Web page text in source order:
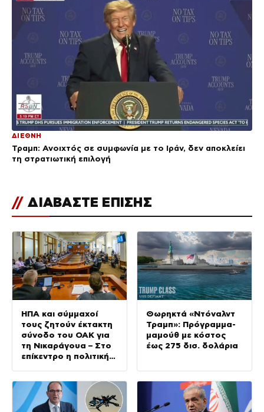
ΔΙΕΘΝΗ
Τραμπ: Ανοιχτός σε συμφωνία με το Ιράν, δεν αποκλείει
τη στρατιωτική επιλογή
// ΔΙΑΒΑΣΤΕ ΕΠΙΣΗΣ
ΗΠΑ και σύμμαχοί
τους ζητούν έκτακτη
σύνοδο του ΟΑΚ για
τη Νικαράγουα – Στο
επίκεντρο η πολιτική
Θωρηκτά «Ντόναλντ
Τραμπ»: Πρόγραμμα-
μαμούθ με κόστος
έως 275 δισ. δολάρια